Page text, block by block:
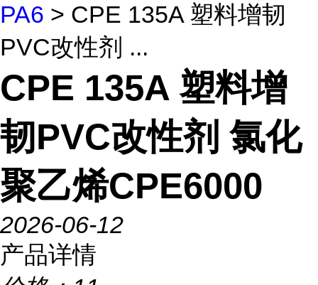
PA6 > CPE 135A 塑料增韧
PVC改性剂 ...
CPE 135A 塑料增
韧PVC改性剂 氯化
聚乙烯CPE6000
2026-06-12
产品详情